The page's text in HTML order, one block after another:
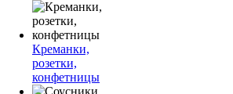
Креманки,
розетки,
конфетницы